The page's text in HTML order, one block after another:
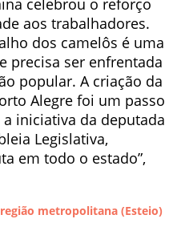
celebrou o reforço
aos trabalhadores.
dos camelôs é uma
precisa ser enfrentada
popular. A criação da
Alegre foi um passo
iniciativa da deputada
Legislativa,
em todo o estado”,